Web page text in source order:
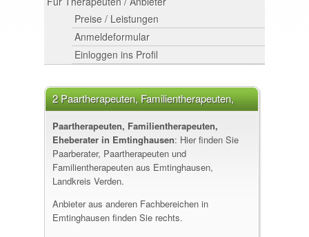
Preise / Leistungen
Anmeldeformular
Einloggen ins Profil
2 Paartherapeuten, Familientherapeuten,
Eheberater in Emtinghausen
Paartherapeuten, Familientherapeuten,
Eheberater in Emtinghausen: Hier finden Sie
Paarberater, Paartherapeuten und
Familientherapeuten aus Emtinghausen,
Landkreis Verden.
Anbieter aus anderen Fachbereichen in
Emtinghausen finden Sie rechts.